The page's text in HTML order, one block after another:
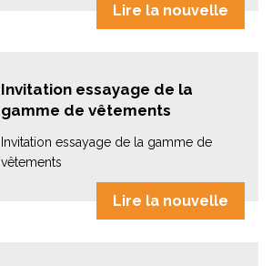
Lire la nouvelle
Invitation essayage de la
gamme de vêtements
Invitation essayage de la gamme de
vêtements
Lire la nouvelle